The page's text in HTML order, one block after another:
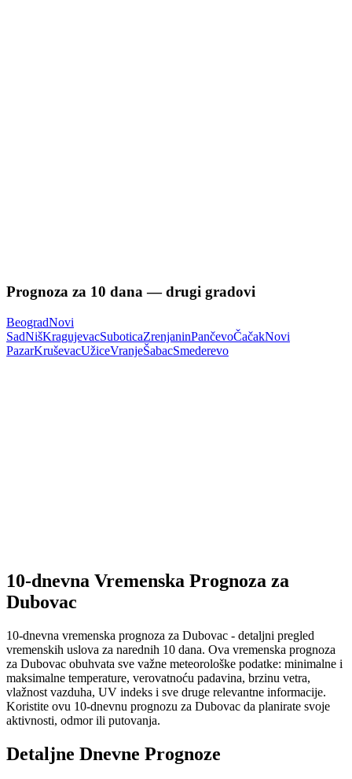
Prognoza za 10 dana — drugi gradovi
BeogradNovi
SadNišKragujevacSuboticaZrenjaninPančevoČačakNovi
PazarKruševacUžiceVranjeŠabacSmederevo
10-dnevna Vremenska Prognoza za
Dubovac
10-dnevna vremenska prognoza za Dubovac - detaljni pregled
vremenskih uslova za narednih 10 dana. Ova vremenska prognoza
za Dubovac obuhvata sve važne meteorološke podatke: minimalne i
maksimalne temperature, verovatnoću padavina, brzinu vetra,
vlažnost vazduha, UV indeks i sve druge relevantne informacije.
Koristite ovu 10-dnevnu prognozu za Dubovac da planirate svoje
aktivnosti, odmor ili putovanja.
Detaljne Dnevne Prognoze